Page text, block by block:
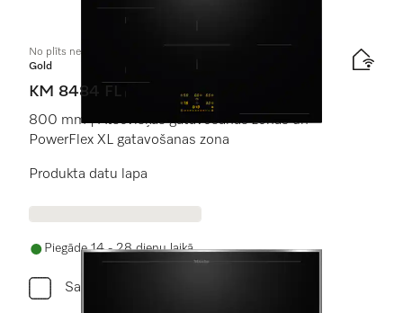
No plīts neatk. indukcijas plīts virsma
Gold
KM 8484 FL
800 mm | Atsevišķas gatavošanas zonas un
PowerFlex XL gatavošanas zona
Produkta datu lapa
Piegāde 14 - 28 dienu laikā
Salīdzini